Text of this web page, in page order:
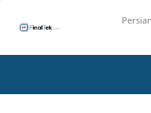
Persian